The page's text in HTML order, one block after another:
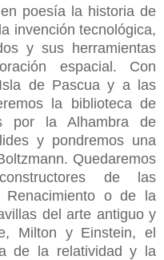
poesía la historia de
invención tecnológica,
y sus herramientas
espacial. Con
de Pascua y a las
la biblioteca de
por la Alhambra de
y pondremos una
Quedaremos
de las
Renacimiento o de la
del arte antiguo y
Milton y Einstein, el
de la relatividad y la